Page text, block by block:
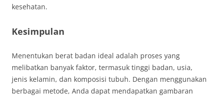
kesehatan.
Kesimpulan
Menentukan berat badan ideal adalah proses yang
melibatkan banyak faktor, termasuk tinggi badan, usia,
jenis kelamin, dan komposisi tubuh. Dengan menggunakan
berbagai metode, Anda dapat mendapatkan gambaran